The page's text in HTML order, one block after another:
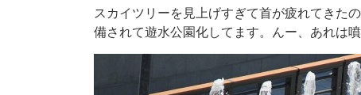
スカイツリーを見上げすぎて首が疲れてきた
備されて遊水公園化してます。んー、あれは